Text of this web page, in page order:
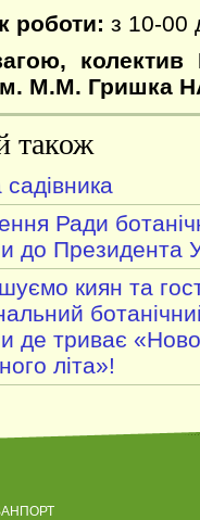
роботи: з 10-00
колектив
М.М. Гришка
також
Ради
до Президента
киян та
де триває
літа»!